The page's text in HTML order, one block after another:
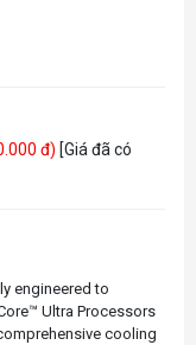
đ) [Giá đã có
engineered to
Ultra Processors
cooling